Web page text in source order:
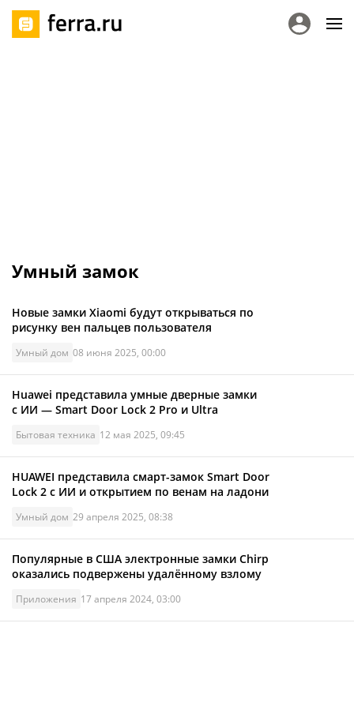
Умный замок
Новые замки Xiaomi будут открываться по
рисунку вен пальцев пользователя
Умный дом 08 июня 2025, 00:00
Huawei представила умные дверные замки
с ИИ — Smart Door Lock 2 Pro и Ultra
Бытовая техника 12 мая 2025, 09:45
HUAWEI представила смарт-замок Smart Door
Lock 2 с ИИ и открытием по венам на ладони
Умный дом 29 апреля 2025, 08:38
Популярные в США электронные замки Chirp
оказались подвержены удалённому взлому
Приложения 17 апреля 2024, 03:00